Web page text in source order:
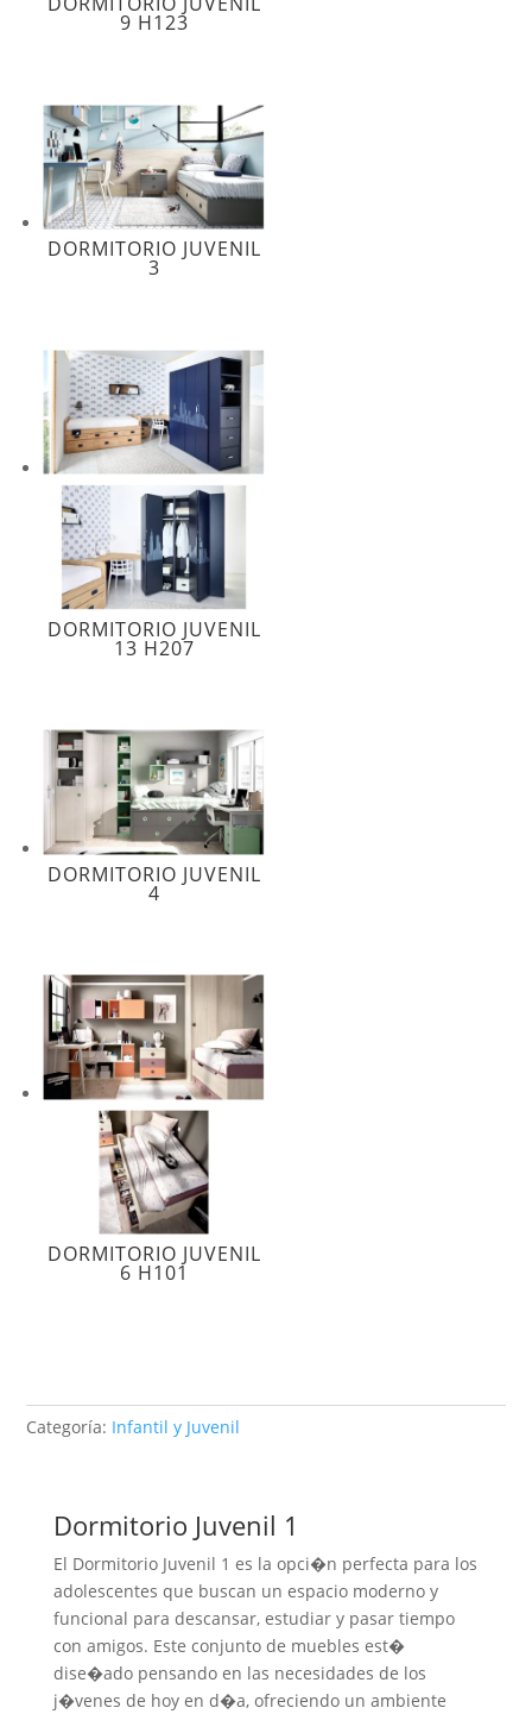
9 H123
DORMITORIO JUVENIL
3
DORMITORIO JUVENIL
13 H207
DORMITORIO JUVENIL
4
DORMITORIO JUVENIL
6 H101
Categoría: Infantil y Juvenil
Dormitorio Juvenil 1
El Dormitorio Juvenil 1 es la opci�n perfecta para los
adolescentes que buscan un espacio moderno y
funcional para descansar, estudiar y pasar tiempo
con amigos. Este conjunto de muebles est�
dise�ado pensando en las necesidades de los
j�venes de hoy en d�a, ofreciendo un ambiente